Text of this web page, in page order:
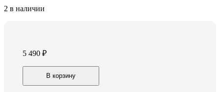
2 в наличии
5 490₽
Швабра
паровая
Centek
В корзину